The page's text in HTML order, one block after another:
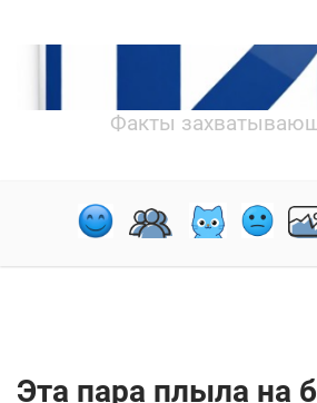
Факты
Эта пара плыла на